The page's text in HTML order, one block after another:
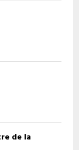
de la